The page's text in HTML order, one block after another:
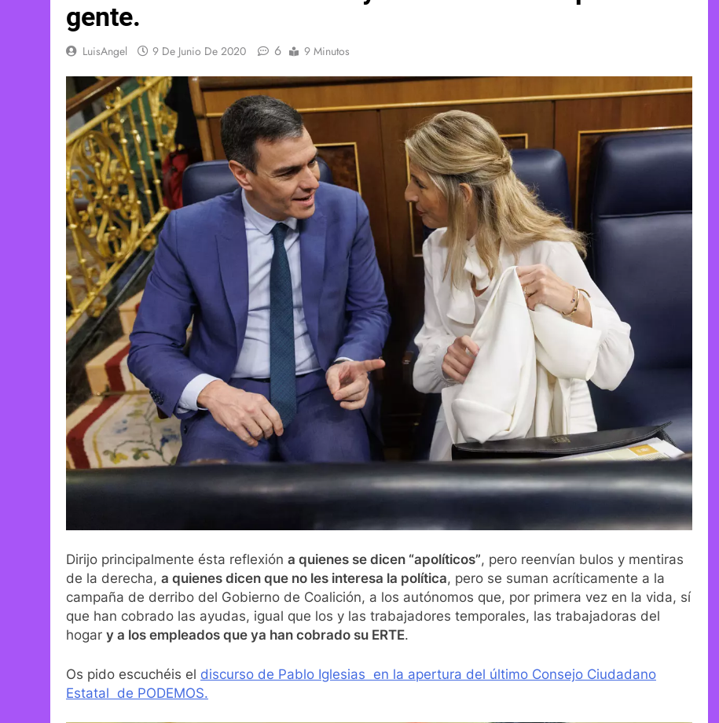
gente.
LuisAngel 9 De Junio De 2020 6 9 Minutos
Dirijo principalmente ésta reflexión a quienes se dicen “apolíticos”, pero reenvían bulos y mentiras
de la derecha, a quienes dicen que no les interesa la política, pero se suman acríticamente a la
campaña de derribo del Gobierno de Coalición, a los autónomos que, por primera vez en la vida, sí
que han cobrado las ayudas, igual que los y las trabajadores temporales, las trabajadoras del
hogar y a los empleados que ya han cobrado su ERTE.
Os pido escuchéis el discurso de Pablo Iglesias en la apertura del último Consejo Ciudadano
Estatal de PODEMOS.